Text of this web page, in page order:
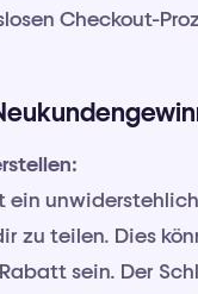
Checkout-
ein
zu teilen. Dies
sein. Der